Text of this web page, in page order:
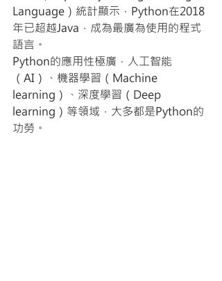
Language）統計顯示，Python在2018
年已超越Java，成為最廣為使用的程式
語言。
Python的應用性極廣，人工智能
（AI）、機器學習（Machine
learning）、深度學習（Deep
learning）等領域，大多都是Python的
功勞。